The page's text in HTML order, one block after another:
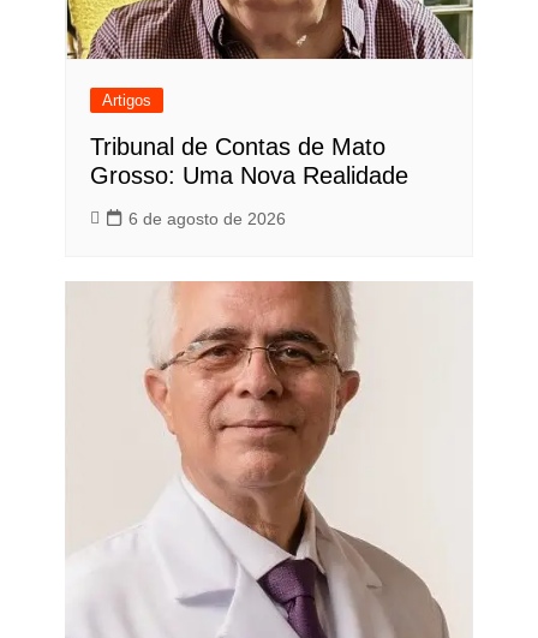
Artigos
Tribunal de Contas de Mato
Grosso: Uma Nova Realidade
6 de agosto de 2026